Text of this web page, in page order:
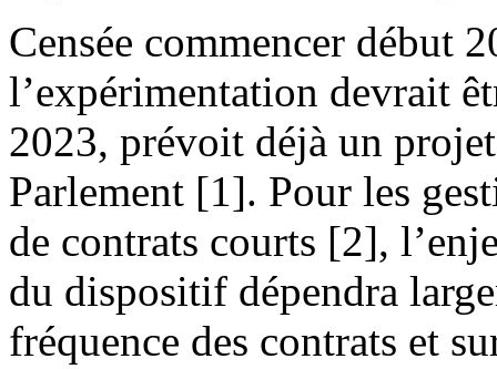
Censée commencer début
l’expérimentation devrait
2023, prévoit déjà un
Parlement [1]. Pour les
de contrats courts [2],
du dispositif dépendra
fréquence des contrats et